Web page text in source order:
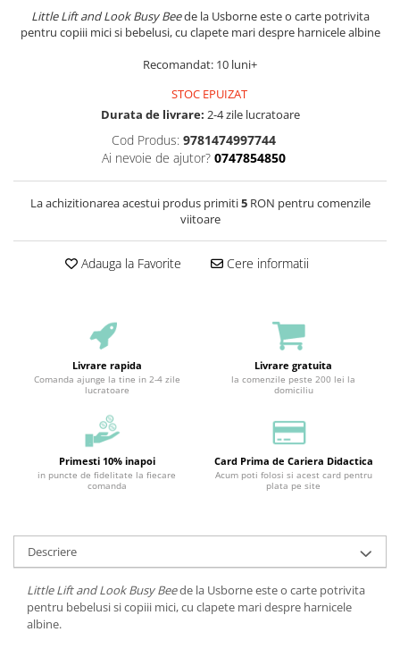
Little Lift and Look Busy Beede la Usborne este o carte potrivita
pentru copiii mici si bebelusi, cu clapete mari despre harnicele albine
Recomandat: 10 luni+
STOC EPUIZAT
Durata de livrare: 2-4 zile lucratoare
Cod Produs: 9781474997744
Ai nevoie de ajutor? 0747854850
La achizitionarea acestui produs primiti5RON pentru comenzile
viitoare
Adauga la Favorite Cere informatii
Livrare rapida
Comanda ajunge la tine in 2-4 zile
lucratoare
Livrare gratuita
la comenzile peste 200 lei la
domiciliu
Primesti 10% inapoi
in puncte de fidelitate la fiecare
comanda
Card Prima de Cariera Didactica
Acum poti folosi si acest card pentru
plata pe site
Descriere
Little Lift and Look Busy Beede la Usborne este o carte potrivita
pentru bebelusi si copiii mici, cu clapete mari despre harnicele
albine.